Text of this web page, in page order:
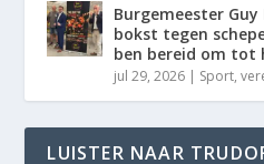
Burgemeester
bokst tegen
ben bereid om tot
jul 29, 2026 | Sport,
LUISTER NAAR